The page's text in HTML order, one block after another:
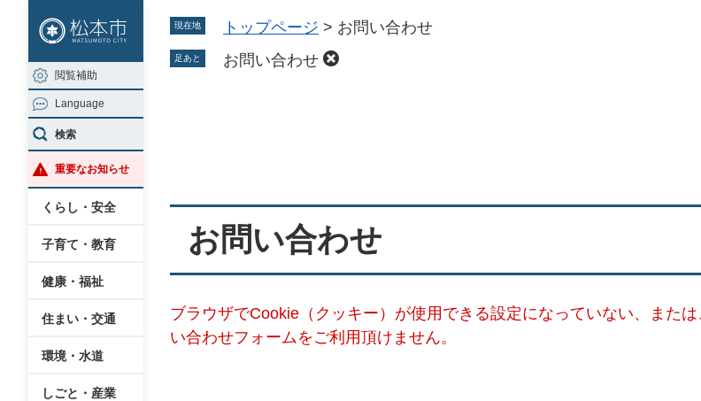
ジ
の
先
頭
で
す
ュ
ー
を
飛
ば
し
閲覧補助
Language
検索
重要なお知らせ
くらし・安全
子育て・教育
健康・福祉
住まい・交通
環境・水道
しごと・産業
現在地 トップページ > お問い合わせ
足あと お問い合わせ
お問い合わせ
ブラウザでCookie（クッキー）が使用できる設定になっていない、また
い合わせフォームをご利用頂けません。